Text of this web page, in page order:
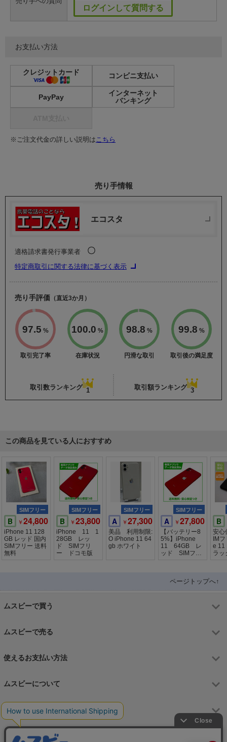
ログインして質問する
お支払い方法
クレジットカード コンビニ支払い
PayPay
インターネット
バンキング
※ご注文代金の詳しい説明はこちら
売り手情報
エコスタ
適格請求書発行事業者 〇
特定商取引に関する法律に基づく表示
売り手評価 （直近3か月）
97.5 %
取引完了率
100.0 %
在庫状況
98.8 %
円滑な取引
99.8 %
取引後の満足度
取引数ランキング 1 取引額ランキング 3
この商品を見ている人におすすめ
SIMフリー
B ￥24,800
iPhone 11 128
GB レッド 国内
SIMフリー 送料
無料
SIMフリー
B ￥23,800
iPhone 11 1
28GB レッ
ド SIMフリ
ー ドコモ版
SIMフリー
A ￥27,300
美品 利用制限:
O iPhone 11 64
gb ホワイト
SIMフリー
A ￥27,800
【バッテリー8
5%】iPhone
11 64GB レ
ッド SIMフリ
B
安心
IM
e 11
ラッ
ページトップへ↑
ムスビーで買う
ムスビーで売る
使えるお支払い方法
ムスビーについて
運営会社